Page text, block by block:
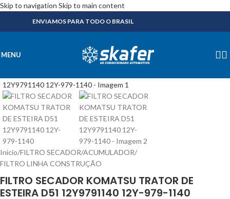
Skip to navigation Skip to main content
ENVIAMOS PARA TODO O BRASIL
MENU
Início/FILTRO SECADOR/ACUMULADOR/
FILTRO LINHA CONSTRUÇÃO
FILTRO SECADOR KOMATSU TRATOR DE
ESTEIRA D51 12Y9791140 12Y-979-1140